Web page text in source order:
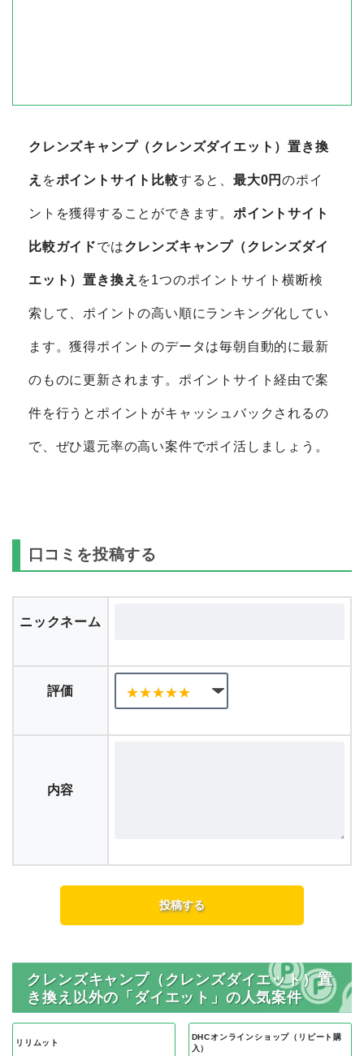
クレンズキャンプ（クレンズダイエット）置き換
え をポイントサイト比較すると、最大0円のポイ
ントを獲得することができます。 ポイントサイト
比較ガイドではクレンズキャンプ（クレンズダイ
エット）置き換え を1つのポイントサイト横断検
索して、ポイントの高い順にランキング化してい
ます。獲得ポイントのデータは毎朝自動的に最新
のものに更新されます。ポイントサイト経由で案
件を行うとポイントがキャッシュバックされるの
で、ぜひ還元率の高い案件でポイ活しましょう。
口コミを投稿する
ニックネーム
評価
内容
クレンズキャンプ（クレンズダイエット）置
き換え以外の「ダイエット」の人気案件
リリムット
DHCオンラインショップ（リピート購
入）